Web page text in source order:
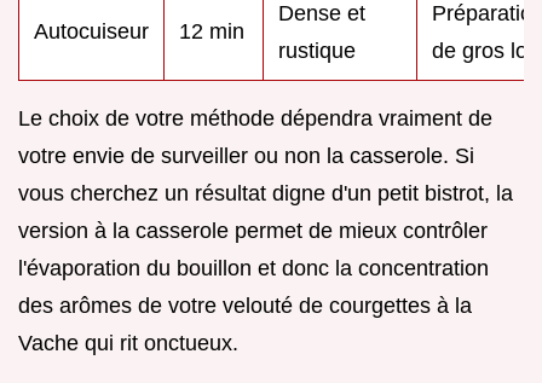
Autocuiseur 12 min
Dense et
rustique
de gros
Le choix de votre méthode dépendra vraiment de
votre envie de surveiller ou non la casserole. Si
vous cherchez un résultat digne d'un petit bistrot, la
version à la casserole permet de mieux contrôler
l'évaporation du bouillon et donc la concentration
des arômes de votre velouté de courgettes à la
Vache qui rit onctueux.